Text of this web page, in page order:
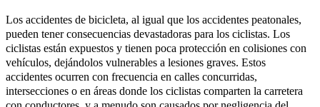
Los accidentes de bicicleta, al igual que los accidentes peatonales,
pueden tener consecuencias devastadoras para los ciclistas. Los
ciclistas están expuestos y tienen poca protección en colisiones con
vehículos, dejándolos vulnerables a lesiones graves. Estos
accidentes ocurren con frecuencia en calles concurridas,
intersecciones o en áreas donde los ciclistas comparten la carretera